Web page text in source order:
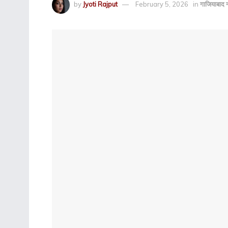
by Jyoti Rajput February 5, 2026 in गाजियाबाद